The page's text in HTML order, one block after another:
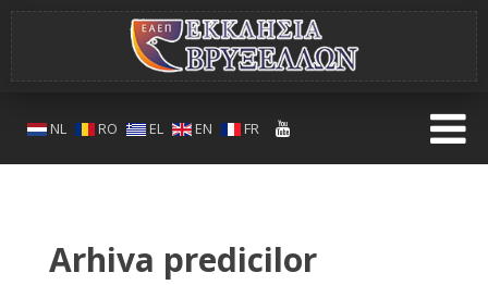
NL RO EL EN FR
Arhiva predicilor